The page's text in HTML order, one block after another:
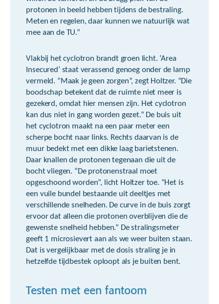
protonen in beeld hebben tijdens de bestraling.
Meten en regelen, daar kunnen we natuurlijk wat
mee aan de TU.”
Vlakbij het cyclotron brandt groen licht. ‘Area
Insecured’ staat verassend genoeg onder de lamp
vermeld. “Maak je geen zorgen”, zegt Holtzer. “Die
boodschap betekent dat de ruimte niet meer is
gezekerd, omdat hier mensen zijn. Het cyclotron
kan dus niet in gang worden gezet.” De buis uit
het cyclotron maakt na een paar meter een
scherpe bocht naar links. Rechts daarvan is de
muur bedekt met een dikke laag barietstenen.
Daar knallen de protonen tegenaan die uit de
bocht vliegen. “De protonenstraal moet
opgeschoond worden”, licht Holtzer toe. “Het is
een vuile bundel bestaande uit deeltjes met
verschillende snelheden. De curve in de buis zorgt
ervoor dat alleen die protonen overblijven die de
gewenste snelheid hebben.” De stralingsmeter
geeft 1 microsievert aan als we weer buiten staan.
Dat is vergelijkbaar met de dosis straling je in
hetzelfde tijdbestek oploopt als je buiten bent.
Testen met een fantoom